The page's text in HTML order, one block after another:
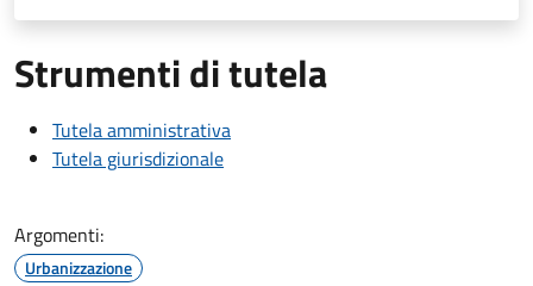
Strumenti di tutela
Tutela amministrativa
Tutela giurisdizionale
Argomenti:
Urbanizzazione